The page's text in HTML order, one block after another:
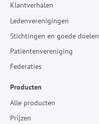
Klantverhalen
Ledenverenigingen
Stichtingen en goede doelen
Patiëntenvereniging
Federaties
Producten
Alle producten
Prijzen